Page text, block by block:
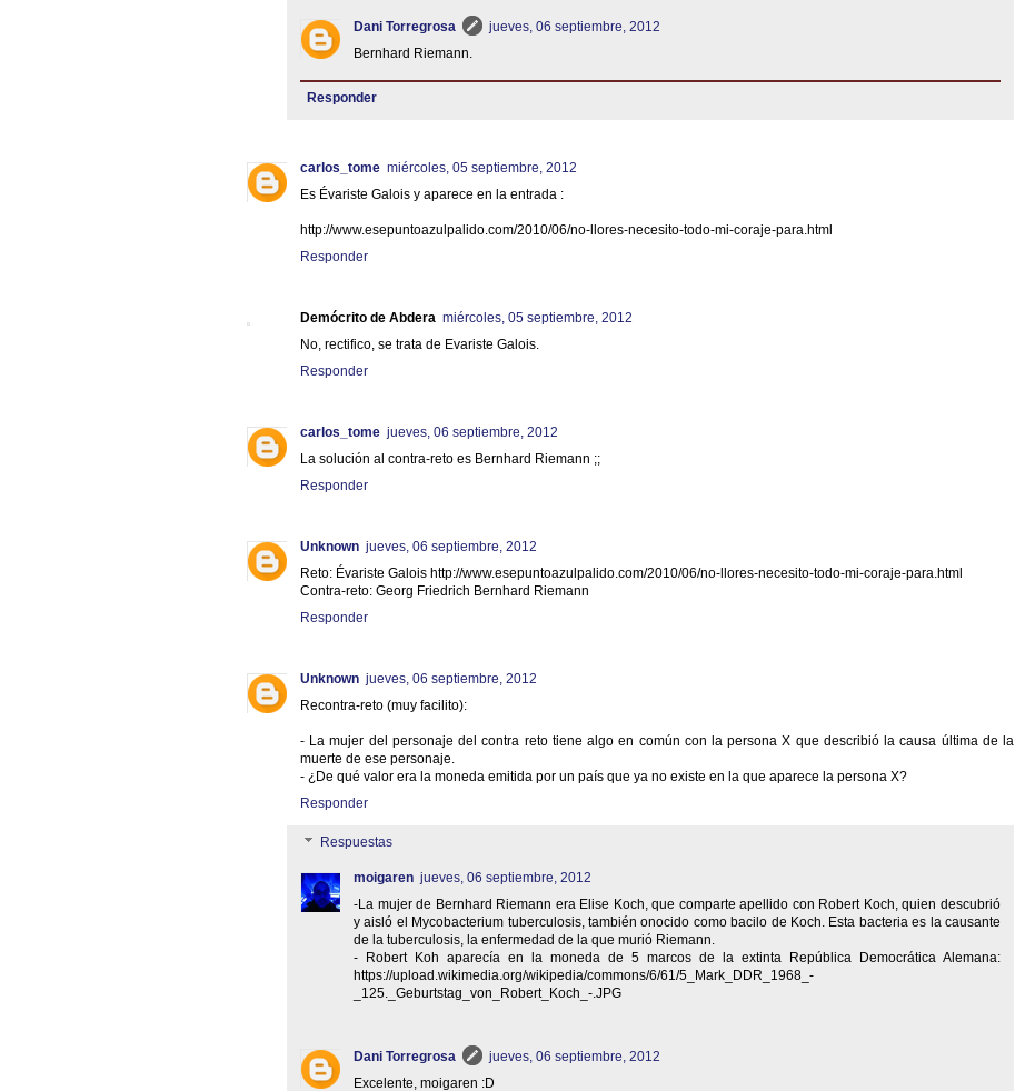
Dani Torregrosa
jueves, 06 septiembre, 2012
Bernhard Riemann.
Responder
carlos_tome miércoles, 05 septiembre, 2012
Es Évariste Galois y aparece en la entrada :
http://www.esepuntoazulpalido.com/2010/06/no-llores-necesito-todo-mi-coraje-para.html
Responder
Demócrito de Abdera miércoles, 05 septiembre, 2012
No, rectifico, se trata de Evariste Galois.
Responder
carlos_tome jueves, 06 septiembre, 2012
La solución al contra-reto es Bernhard Riemann ;;
Responder
Unknown jueves, 06 septiembre, 2012
Reto: Évariste Galois http://www.esepuntoazulpalido.com/2010/06/no-llores-necesito-todo-mi-coraje-para.html
Contra-reto: Georg Friedrich Bernhard Riemann
Responder
Unknown jueves, 06 septiembre, 2012
Recontra-reto (muy facilito):
- La mujer del personaje del contra reto tiene algo en común con la persona X que describió la causa última de la
muerte de ese personaje.
- ¿De qué valor era la moneda emitida por un país que ya no existe en la que aparece la persona X?
Responder
Respuestas
moigaren jueves, 06 septiembre, 2012
-La mujer de Bernhard Riemann era Elise Koch, que comparte apellido con Robert Koch, quien descubrió
y aisló el Mycobacterium tuberculosis, también onocido como bacilo de Koch. Esta bacteria es la causante
de la tuberculosis, la enfermedad de la que murió Riemann.
- Robert Koh aparecía en la moneda de 5 marcos de la extinta República Democrática Alemana:
https://upload.wikimedia.org/wikipedia/commons/6/61/5_Mark_DDR_1968_-
_125._Geburtstag_von_Robert_Koch_-.JPG
Dani Torregrosa
jueves, 06 septiembre, 2012
Excelente, moigaren :D